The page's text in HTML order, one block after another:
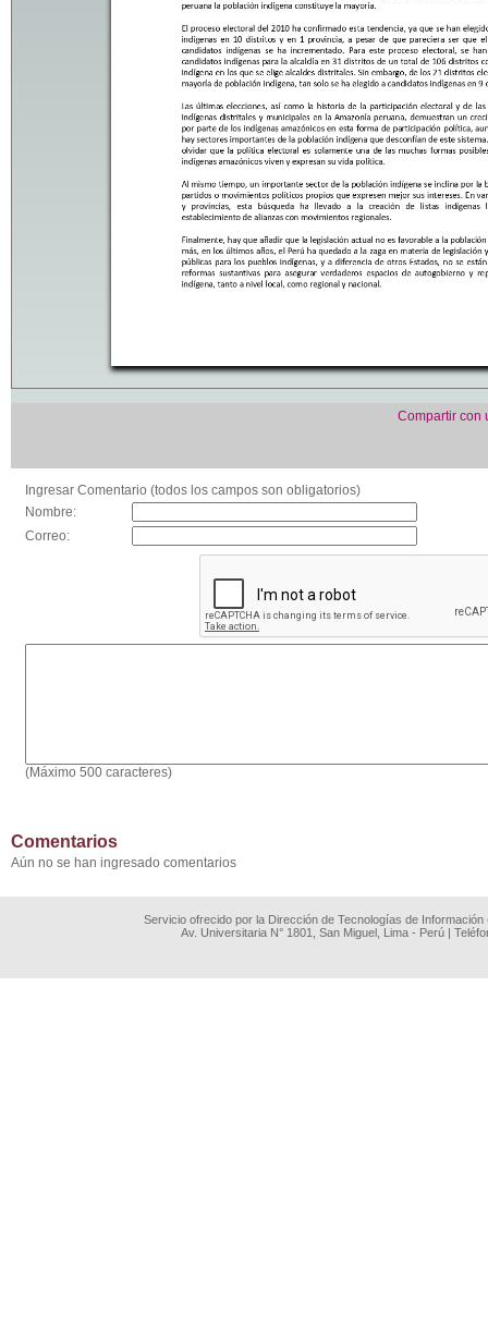
Compartir con
Ingresar Comentario (todos los campos son obligatorios)
Nombre:
Correo:
(Máximo 500 caracteres)
Comentarios
Aún no se han ingresado comentarios
Servicio ofrecido por la Dirección de Tecnologías de
Av. Universitaria N° 1801, San Miguel, Lima - Perú |